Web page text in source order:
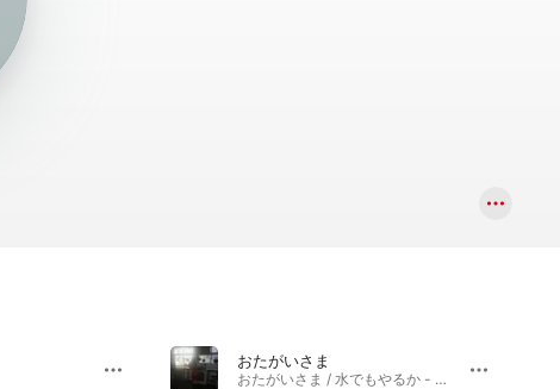
おたがいさま
おたがいさま / 水でもやるか - Single · 2020年